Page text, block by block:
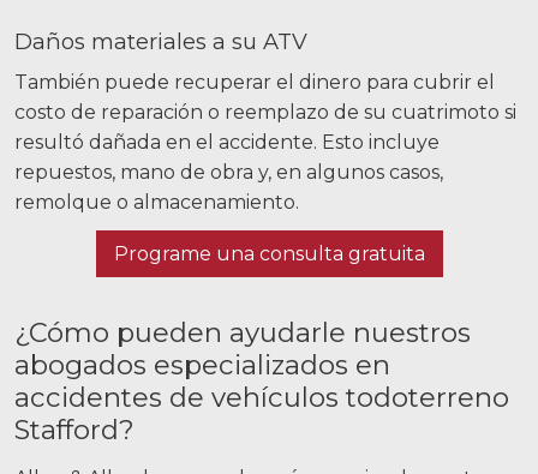
Daños materiales a su ATV
También puede recuperar el dinero para cubrir el
costo de reparación o reemplazo de su cuatrimoto si
resultó dañada en el accidente. Esto incluye
repuestos, mano de obra y, en algunos casos,
remolque o almacenamiento.
Programe una consulta gratuita
¿Cómo pueden ayudarle nuestros
abogados especializados en
accidentes de vehículos todoterreno
Stafford?